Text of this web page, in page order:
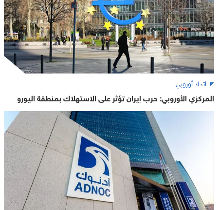
اتحاد أوروبي
المركزي الأوروبي: حرب إيران تؤثر على الاستهلاك بمنطقة اليورو